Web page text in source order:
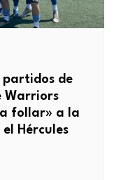
partidos de
Warriors
follar» a la
Hércules